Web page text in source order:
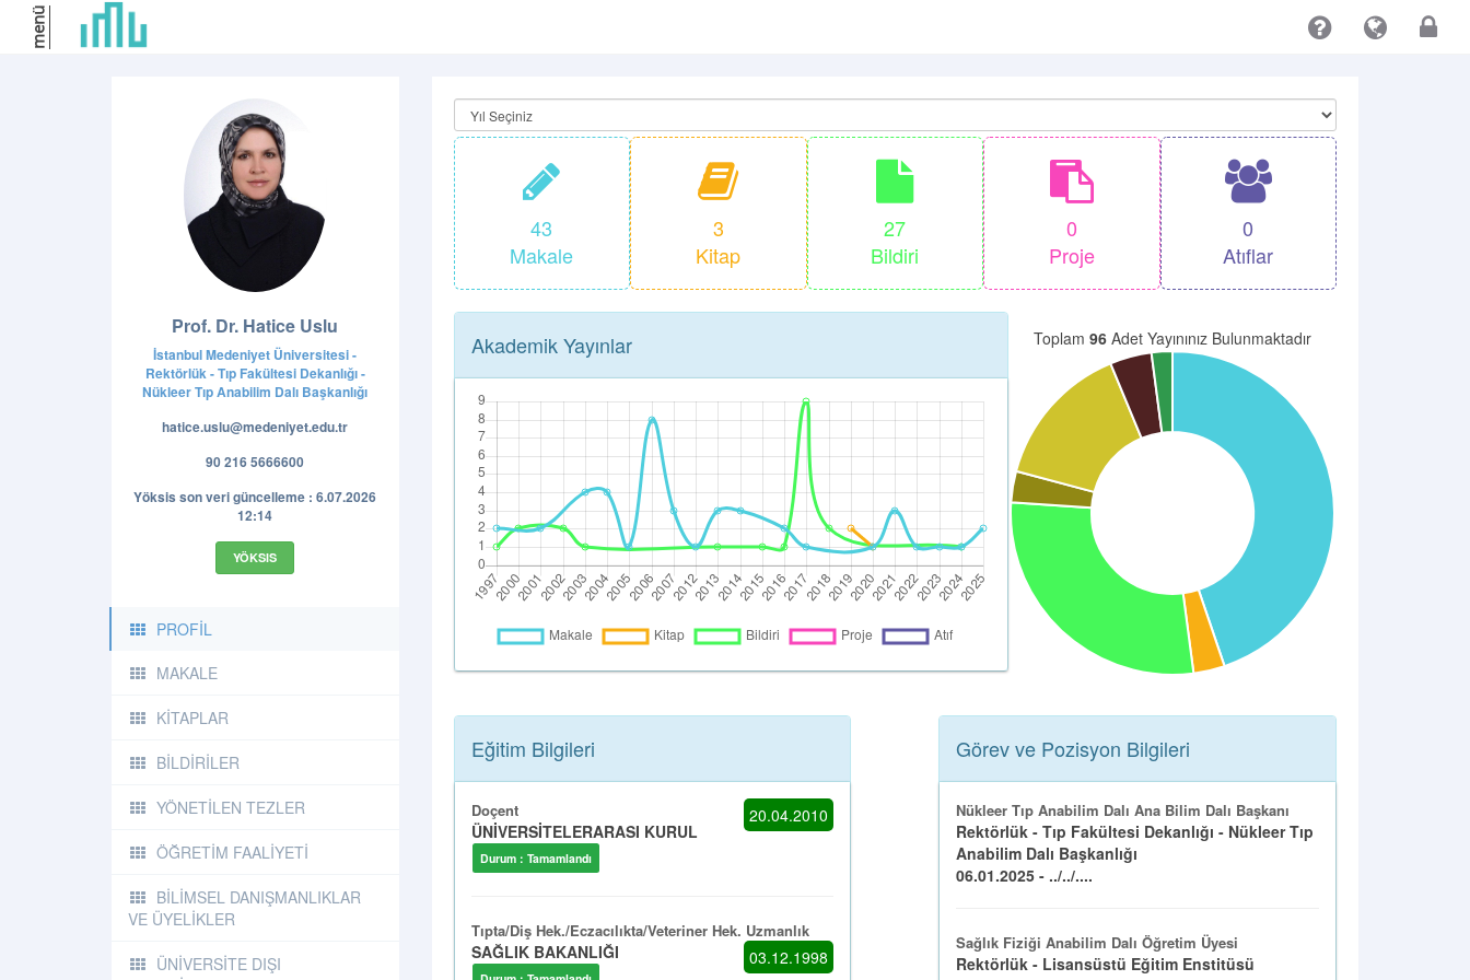
menü
Prof. Dr. Hatice Uslu
İstanbul Medeniyet Üniversitesi -
Rektörlük - Tıp Fakültesi Dekanlığı -
Nükleer Tıp Anabilim Dalı Başkanlığı
hatice.uslu@medeniyet.edu.tr
90 216 5666600
Yöksis son veri güncelleme : 6.07.2026
12:14
YÖKSIS
PROFİL
MAKALE
KİTAPLAR
BİLDİRİLER
YÖNETİLEN TEZLER
ÖĞRETİM FAALİYETİ
BİLİMSEL DANIŞMANLIKLAR
VE ÜYELİKLER
ÜNİVERSİTE DIŞI
43
Makale
3
Kitap
27
Bildiri
0
Proje
0
Atıflar
Akademik Yayınlar Toplam 96Adet Yayınınız Bulunmaktadır
Eğitim Bilgileri
Doçent 20.04.2010
ÜNİVERSİTELERARASI KURUL
Durum : Tamamlandı
Tıpta/Diş Hek./Eczacılıkta/Veteriner Hek. Uzmanlık
03.12.1998
SAĞLIK BAKANLIĞI
Görev ve Pozisyon Bilgileri
Nükleer Tıp Anabilim Dalı Ana Bilim Dalı Başkanı
Rektörlük - Tıp Fakültesi Dekanlığı - Nükleer Tıp
Anabilim Dalı Başkanlığı
06.01.2025 - ../../....
Sağlık Fiziği Anabilim Dalı Öğretim Üyesi
Rektörlük - Lisansüstü Eğitim Enstitüsü